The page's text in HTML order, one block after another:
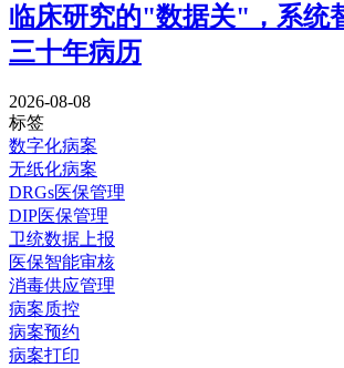
临床研究的"数据关"，系统
三十年病历
2026-08-08
标签
数字化病案
无纸化病案
DRGs医保管理
DIP医保管理
卫统数据上报
医保智能审核
消毒供应管理
病案质控
病案预约
病案打印